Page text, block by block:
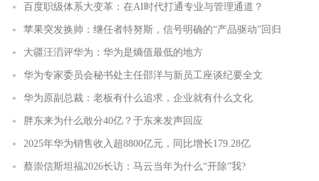
百度职级体系大变革：在AI时代打通专业与管理通道？
苹果突发换帅：继任者特努斯，信号明确的“产品驱动”回归
大疆汪滔评华为：华为是熵值最低的地方
华为专家委员会秘书处主任邵洋与新员工座谈纪要全文
华为原副总裁：老板有什么追求，企业就有什么文化
胖东来为什么敢分40亿？于东来发声回应
2025年华为销售收入超8800亿元，同比增长179.28亿
蔡崇信斯坦福2026长访：马云当年为什么“开除”我?